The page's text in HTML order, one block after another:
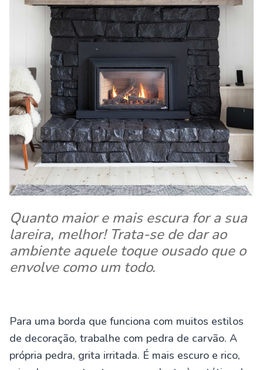
Quanto maior e mais escura for a sua
lareira, melhor! Trata-se de dar ao
ambiente aquele toque ousado que o
envolve como um todo.
Para uma borda que funciona com muitos estilos
de decoração, trabalhe com pedra de carvão. A
própria pedra, grita irritada. É mais escuro e rico,